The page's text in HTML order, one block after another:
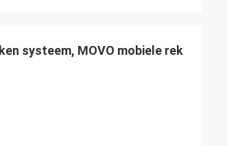
systeem, MOVO mobiele rek